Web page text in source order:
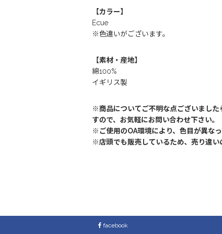
【カラー】
Ecue
※色違いがございます。
【素材・産地】
綿100%
イギリス製
※商品についてご不明な点ございました
すので、お気軽にお問い合わせ下さい。
※ご使用のOA環境により、色目が異なっ
※店頭でも販売しているため、売り違い
facebook